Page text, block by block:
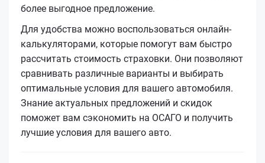
более выгодное предложение.
Для удобства можно воспользоваться онлайн-
калькуляторами, которые помогут вам быстро
рассчитать стоимость страховки. Они позволяют
сравнивать различные варианты и выбирать
оптимальные условия для вашего автомобиля.
Знание актуальных предложений и скидок
поможет вам сэкономить на ОСАГО и получить
лучшие условия для вашего авто.